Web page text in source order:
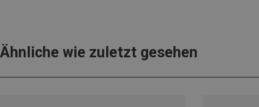
Ähnliche wie zuletzt gesehen